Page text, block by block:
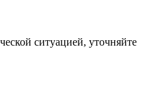
ситуацией, уточняйте